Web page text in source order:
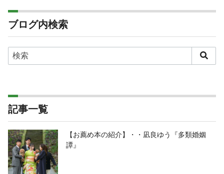
ブログ内検索
記事一覧
【お薦め本の紹介】・・凪良ゆう『多類婚姻
譚』